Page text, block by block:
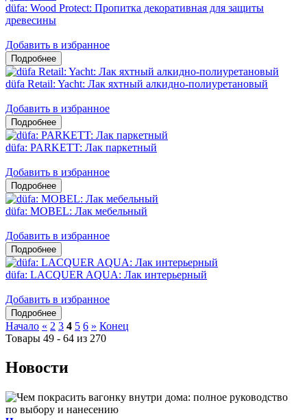
düfa: Wood Protect: Пропитка декоративная для защиты
древесины
Добавить в избранное
düfa Retail: Yacht: Лак яхтный алкидно-полиуретановый
Добавить в избранное
düfa: PARKETT: Лак паркетный
Добавить в избранное
düfa: MOBEL: Лак мебельный
Добавить в избранное
düfa: LACQUER AQUA: Лак интерьерный
Добавить в избранное
Начало « 2 3 4 5 6 » Конец
Товары 49 - 64 из 270
Новости